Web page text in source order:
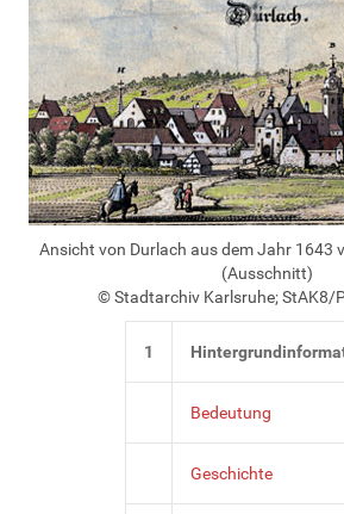
Ansicht von Durlach aus dem Jahr 1643
(Ausschnitt)
© Stadtarchiv Karlsruhe; StAK8/
1
Bedeutung
Geschichte